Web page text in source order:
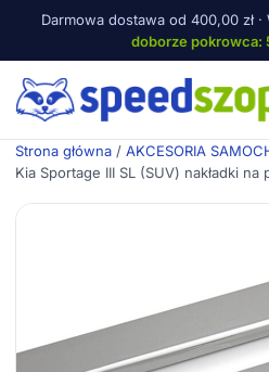
Darmowa dostawa od 400,00 zł ·
doborze pokrowca:
Strona główna / AKCESORIA
Kia Sportage III SL (SUV) nakładki na